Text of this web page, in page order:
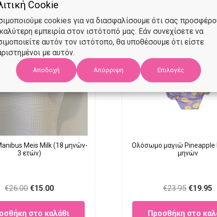
Meis Milk (18 μηνών-
3 ετών)
€26.00 Original
price
was:
€15.00Current
price
is:
στο καλάθι
Ολόσωμο μαγιώ Pineapple
μηνών
€23.95 Original
price
was:
€19.95
Προσθήκη στο
Cookie
cookies για να διασφαλίσουμε ότι σας
εμπειρία στον ιστότοπό μας. Εάν συνεχίσετε να
αυτόν τον ιστότοπο, θα υποθέσουμε ότι είστε
με αυτόν.
Αποδοχή Απόρριψη Επιλογές